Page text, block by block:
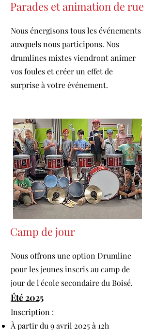
Nous énergisons tous les événements
auxquels nous participons. Nos
drumlines mixtes viendront animer
vos foules et créer un effet de
surprise à votre événement.
Parades et animation de rue
Nous offrons une option Drumline
pour les jeunes inscris au camp de
jour de l'école secondaire du Boisé.
Été 2025
Inscription :
À partir du 9 avril 2025 à 12h
Camp de jour